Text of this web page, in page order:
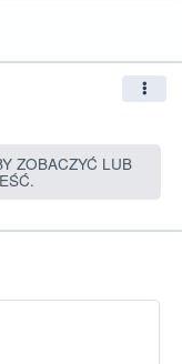
ZOBACZYĆ LUB